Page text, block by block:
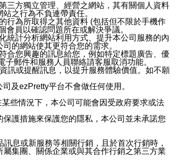
三方獨立管理、經營之網站，其有關個人資料
之行為不負連帶責任。
行為所取得之其他資料 (包括但不限於手機作
員以確認問題所在或解決爭議。
統計分析網站利用方式、提升本公司服務的內
的網站使其更符合您的需求。
合您興趣的訊息給您，例如特定標題廣告、優
郵件和服務人員聯絡請客服取消功能。
訊或提醒訊息，以提升服務體驗價值。如不願
及ezPretty平台不會做任何使用。
些情況下，本公司可能會因受政府要求或法
護措施來保護您的隱私，本公司並未承諾您
息或新服務等相關行銷，且於首次行銷時，
集團、關係企業或與其合作行銷之第三方業